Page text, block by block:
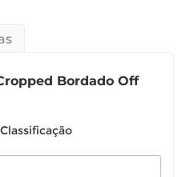
Bordado Off